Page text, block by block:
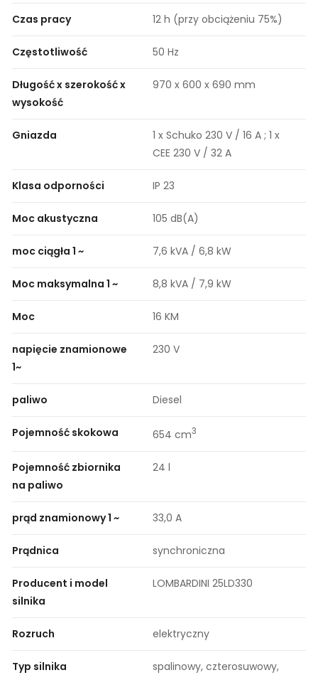
Czas pracy 12 h (przy obciążeniu 75%)
Częstotliwość 50 Hz
Długość x szerokość x
wysokość
970 x 600 x 690 mm
Gniazda
1 x Schuko 230 V / 16 A ; 1 x
CEE 230 V / 32 A
Klasa odporności IP 23
Moc akustyczna 105 dB(A)
moc ciągła 1 ~ 7,6 kVA / 6,8 kW
Moc maksymalna 1 ~ 8,8 kVA / 7,9 kW
Moc 16 KM
napięcie znamionowe
1~
230 V
paliwo Diesel
Pojemność skokowa 654 cm3
Pojemność zbiornika
na paliwo
24 l
prąd znamionowy 1 ~ 33,0 A
Prądnica synchroniczna
Producent i model
silnika
LOMBARDINI 25LD330
Rozruch elektryczny
Typ silnika
spalinowy, czterosuwowy,